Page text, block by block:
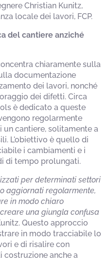
Christian Kunitz,
locale dei lavori, FCP.
del cantiere anziché
chiaramente sulla
documentazione
dei lavori, nonché
dei difetti. Circa
è dedicato a queste
regolarmente
cantiere, solitamente a
L'obiettivo è quello di
i cambiamenti e i
di tempo prolungati.
per determinati settori
aggiornati regolarmente,
in modo chiaro
una giungla confusa
Questo approccio
in modo tracciabile lo
e di risalire con
costruzione anche a